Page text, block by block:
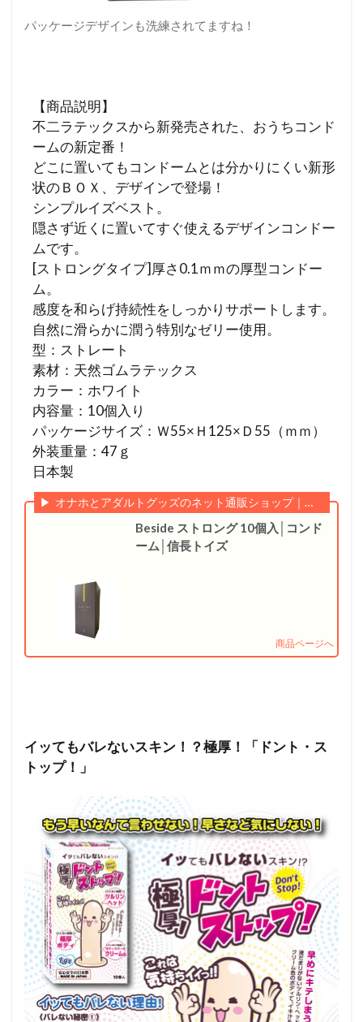
パッケージデザインも洗練されてますね！
【商品説明】
不二ラテックスから新発売された、おうちコンド
ームの新定番！
どこに置いてもコンドームとは分かりにくい新形
状のＢＯＸ、デザインで登場！
シンプルイズベスト。
隠さず近くに置いてすぐ使えるデザインコンドー
ムです。
[ストロングタイプ]厚さ0.1ｍｍの厚型コンドー
ム。
感度を和らげ持続性をしっかりサポートします。
自然に滑らかに潤う特別なゼリー使用。
型：ストレート
素材：天然ゴムラテックス
カラー：ホワイト
内容量：10個入り
パッケージサイズ：Ｗ55×Ｈ125×Ｄ55（ｍｍ）
外装重量：47ｇ
日本製
オナホとアダルトグッズのネット通販ショップ｜信長トイズ
Beside ストロング 10個入│コンド
ーム│信長トイズ
イッてもバレないスキン！？極厚！「ドント・ス
トップ！」